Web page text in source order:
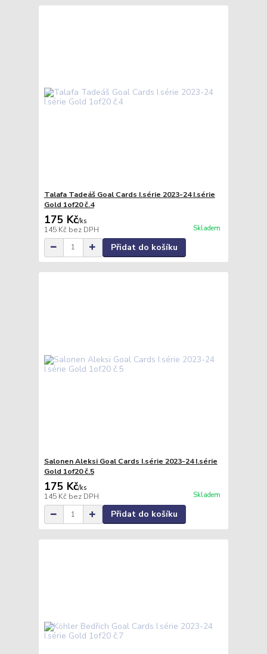
Talafa Tadeáš Goal Cards I.série 2023-24 I.série
Gold 1of20 č.4
175 Kč/ks
145 Kč bez DPH Skladem
Přidat do košíku
Salonen Aleksi Goal Cards I.série 2023-24 I.série
Gold 1of20 č.5
175 Kč/ks
145 Kč bez DPH Skladem
Přidat do košíku